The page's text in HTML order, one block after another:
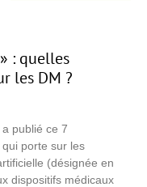
: quelles
les DM ?
publié ce 7
porte sur les
(désignée en
dispositifs médicaux